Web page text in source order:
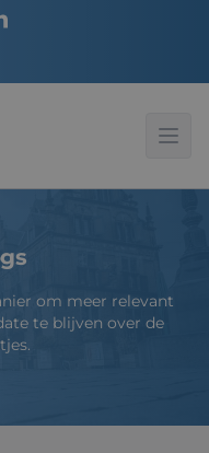
om meer relevant
te blijven over de